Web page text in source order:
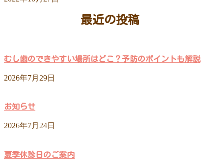
最近の投稿
むし歯のできやすい場所はどこ？予防のポイントも解説
2026年7月29日
お知らせ
2026年7月24日
夏季休診日のご案内